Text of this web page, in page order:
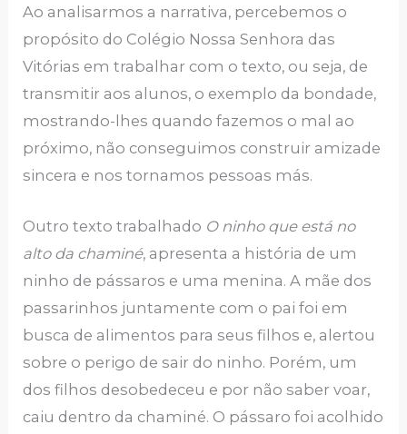
Ao analisarmos a narrativa, percebemos o
propósito do Colégio Nossa Senhora das
Vitórias em trabalhar com o texto, ou seja, de
transmitir aos alunos, o exemplo da bondade,
mostrando-lhes quando fazemos o mal ao
próximo, não conseguimos construir amizade
sincera e nos tornamos pessoas más.
Outro texto trabalhado O ninho que está no
alto da chaminé, apresenta a história de um
ninho de pássaros e uma menina. A mãe dos
passarinhos juntamente com o pai foi em
busca de alimentos para seus filhos e, alertou
sobre o perigo de sair do ninho. Porém, um
dos filhos desobedeceu e por não saber voar,
caiu dentro da chaminé. O pássaro foi acolhido